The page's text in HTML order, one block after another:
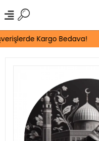
Kargo Bedava!